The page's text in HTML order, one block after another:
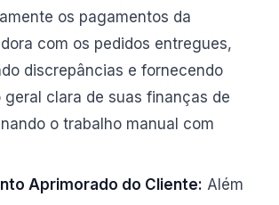
os pagamentos da
com os pedidos entregues,
discrepâncias e fornecendo
geral clara de suas finanças de
o trabalho manual com
Aprimorado do Cliente: Além